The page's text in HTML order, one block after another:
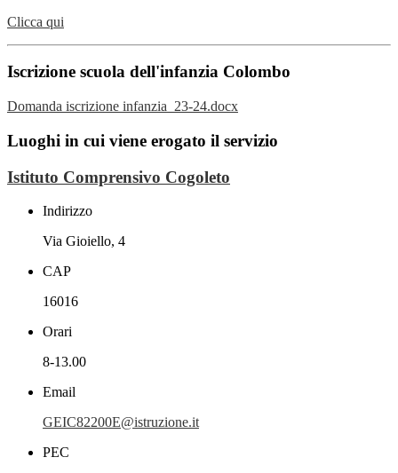
Clicca qui
Iscrizione scuola dell'infanzia Colombo
Domanda iscrizione infanzia_23-24.docx
Luoghi in cui viene erogato il servizio
Istituto Comprensivo Cogoleto
Indirizzo
Via Gioiello, 4
CAP
16016
Orari
8-13.00
Email
GEIC82200E@istruzione.it
PEC